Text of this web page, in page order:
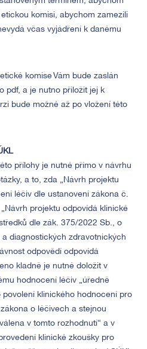
komisi, abychom zamezili
včas vyjádření k danému
komise Vám bude zaslán
pdf, a je nutno přiložit jej k
bude možné až po vložení této
přílohy je nutné přímo v návrhu
a to, zda „Návrh projektu
léčiv dle ustanovení zákona č.
projektu odpovídá klinické
dle zák. 375/2022 Sb., o
diagnostických zdravotnických
odpovědí odpovídá
kladně je nutné doložit v
hodnocení léčiv „úředně
klinického hodnocení pro
o léčivech a stejnou
v tomto rozhodnutí“ a v
klinické zkoušky pro